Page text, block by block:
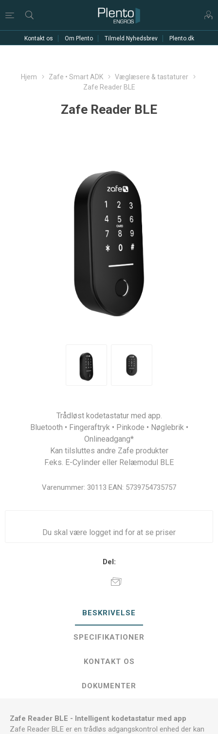
Kontakt os Om Plento Tilmeld Nyhedsbrev Plento.dk
Hjem Zafe • Smart ADK
Væglæsere & tastaturer
Zafe Reader BLE
Zafe Reader BLE
Trådløst kodetastatur med app.
Bluetooth • Fingeraftryk • Pinkode • Nøglebrik •
Onlineadgang*
Kan tilsluttes andre Zafe produkter
F.eks. E-Cylinder eller Relæmodul BLE
Varenummer: 30113 EAN: 5739754735757
Du skal være logget ind for at se priser
Del:
BESKRIVELSE
SPECIFIKATIONER
KONTAKT OS
DOKUMENTER
Zafe Reader BLE - Intelligent kodetastatur med app
Zafe Reader BLE er en trådløs adgangskontrol enhed der kan